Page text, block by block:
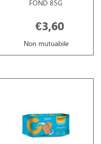
FOND 85G
€3,60
Non mutuabile